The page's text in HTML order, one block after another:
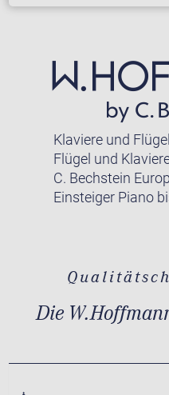
Klaviere und
Flügel und
C. Bechstein
Einsteiger Piano
Die